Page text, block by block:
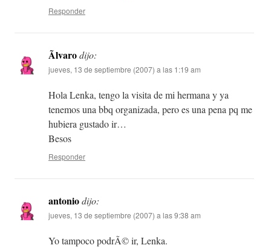
Responder
Ãlvarodijo:
jueves, 13 de septiembre (2007) a las 1:19 am
Hola Lenka, tengo la visita de mi hermana y ya
tenemos una bbq organizada, pero es una pena pq me
hubiera gustado ir…
Besos
Responder
antoniodijo:
jueves, 13 de septiembre (2007) a las 9:38 am
Yo tampoco podrÃ© ir, Lenka.